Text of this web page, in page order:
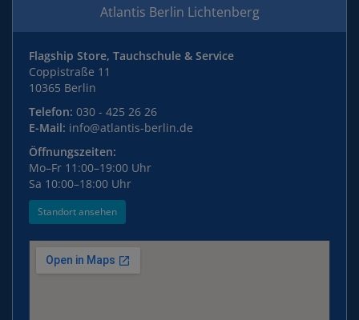
Atlantis Berlin Lichtenberg
Flagship Store, Tauchschule & Service
Coppistraße 11
10365 Berlin
Telefon: 030 - 425 26 26
E-Mail: info@atlantis-berlin.de
Öffnungszeiten:
Mo–Fr 11:00–19:00 Uhr
Sa 10:00–18:00 Uhr
Standort ansehen